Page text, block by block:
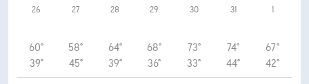
26
60°
39°
27
58°
45°
28
64°
39°
29
68°
36°
30
73°
33°
31
74°
44°
1
67°
42°